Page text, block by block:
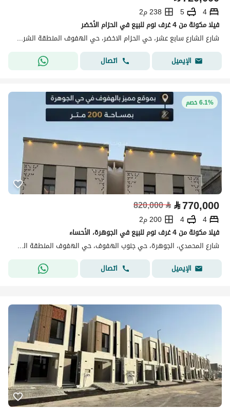
4
5
238 م2
فيلا مكونة من 4 غرف نوم للبيع في الحزام الأخضر
شارع الشارع سابع عشر، حي الحزام الاخضر، حي الهفوف المنطقة الشرقية، الأحساء
الإيميل
اتصال
6.1% خصم
⃁770,000
⃁
820,000
4
4
200 م2
فيلا مكونة من 4 غرف نوم للبيع في الجوهرة، الأحساء
شارع المحمدي، الجوهرة، حي جنوب الهفوف، حي الهفوف المنطقة الشرقية، الأحساء
الإيميل
اتصال